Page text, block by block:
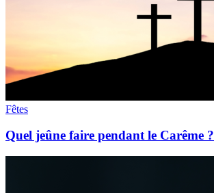
Fêtes
Quel jeûne faire pendant le Carême ?